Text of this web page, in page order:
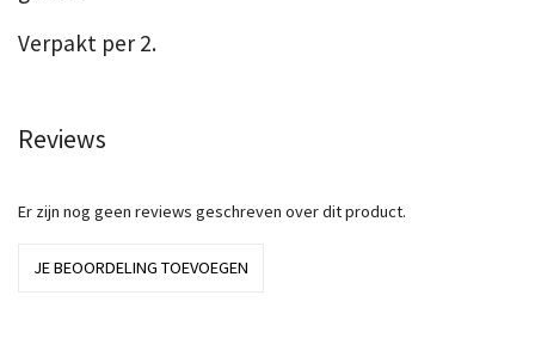
Verpakt per 2.
Reviews
Er zijn nog geen reviews geschreven over dit product.
JE BEOORDELING TOEVOEGEN